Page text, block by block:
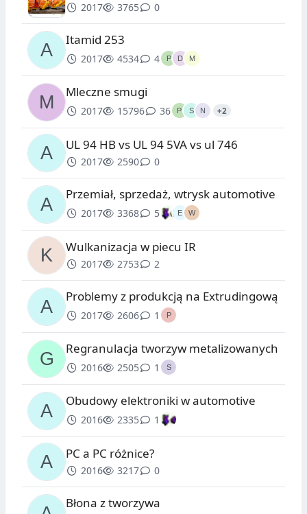
2017 3765 0
Itamid 253
2017 4534 4
Mleczne smugi
2017 15796 36 +2
UL 94 HB vs UL 94 5VA vs ul 746
2017 2590 0
Przemiał, sprzedaż, wtrysk automotive
2017 3368 5
Wulkanizacja w piecu IR
2017 2753 2
Problemy z produkcją na Extrudingową
2017 2606 1
Regranulacja tworzyw metalizowanych
2016 2505 1
Obudowy elektroniki w automotive
2016 2335 1
PC a PC różnice?
2016 3217 0
Błona z tworzywa